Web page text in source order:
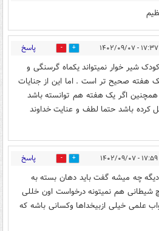
۱۷:۳۷ - ۱۴۰۲/۰۹/۰۷ 5 پاسخ
شیر خوار نمیتواند یکماه گرسنگی و
هفته صحیح تر است . اما این از جنایات
اگر یک هفته هم توانسته باشد
باشد حتما لطف و عنایت خداوند
۱۷:۵۹ - ۱۴۰۲/۰۹/۰۷ 4 پاسخ
چه میشه گفت باید دهان بسته به
شیطانی هم نمیتونه درخواست اون خللی
علمی خیلی ازبیخداها وکسانی باشه که